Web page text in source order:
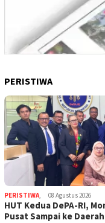
PERISTIWA
PERISTIWA, 08 Agustus 2026
HUT Kedua DePA-RI,
Pusat Sampai ke Daerah